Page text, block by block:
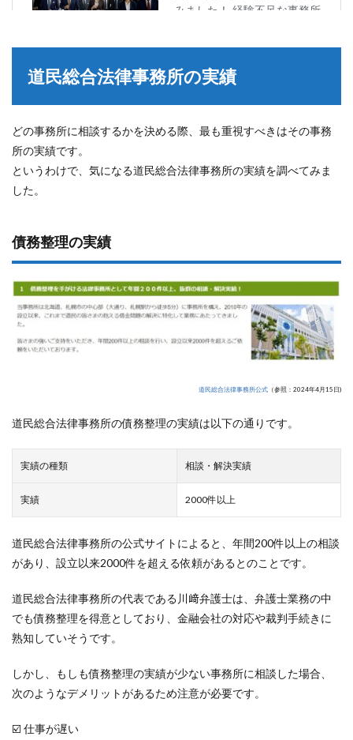
道民総合法律事務所の実績
どの事務所に相談するかを決める際、最も重視すべきはその事務
所の実績です。
というわけで、気になる道民総合法律事務所の実績を調べてみま
した。
債務整理の実績
道民総合法律事務所公式 （参照：2024年4月15日)
道民総合法律事務所の債務整理の実績は以下の通りです。
実績の種類 相談・解決実績
実績 2000件以上
道民総合法律事務所の公式サイトによると、年間200件以上の相談
があり、設立以来2000件を超える依頼があるとのことです。
道民総合法律事務所の代表である川﨑弁護士は、弁護士業務の中
でも債務整理を得意としており、金融会社の対応や裁判手続きに
熟知していそうです。
しかし、もしも債務整理の実績が少ない事務所に相談した場合、
次のようなデメリットがあるため注意が必要です。
☑️ 仕事が遅い